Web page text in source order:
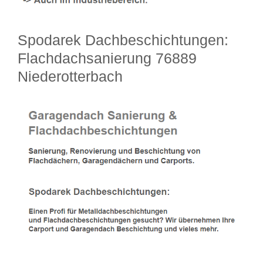
Spodarek Dachbeschichtungen:
Flachdachsanierung 76889
Niederotterbach